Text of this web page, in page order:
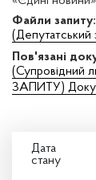
Файли запиту:
(Депутатський
Пов'язані
(Супровідний
ЗАПИТУ)
Дата
стану